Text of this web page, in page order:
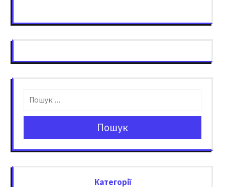
Пошук
Категорії